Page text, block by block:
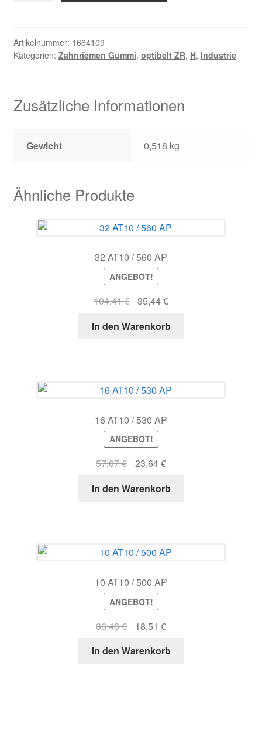
Wiederruf
Artikelnummer: 1664109
Kategorien: Zahnriemen Gummi, optibelt ZR, H, Industrie
Zusätzliche Informationen
Gewicht 0,518 kg
Ähnliche Produkte
32 AT10 / 560 AP
ANGEBOT!
104,41€ Ursprünglicher
war:
35,44€Aktueller
ist:
In den Warenkorb
16 AT10 / 530 AP
ANGEBOT!
57,07€
Ursprünglicher
war:
23,64€Aktueller
ist:
In den Warenkorb
10 AT10 / 500 AP
ANGEBOT!
36,48€
Ursprünglicher
war:
18,51 €Aktueller
ist:
In den Warenkorb